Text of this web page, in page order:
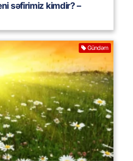
səfirimiz kimdir? –
Gündəm